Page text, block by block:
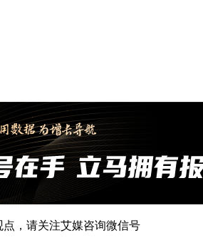
，请关注艾媒咨询微信号